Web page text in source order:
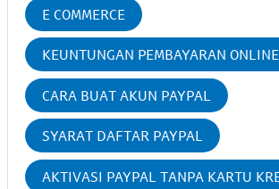
E COMMERCE
KEUNTUNGAN PEMBAYARAN ONLINE
CARA BUAT AKUN PAYPAL
SYARAT DAFTAR PAYPAL
AKTIVASI PAYPAL TANPA KARTU